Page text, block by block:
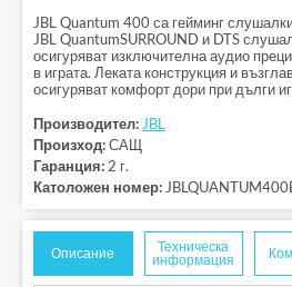
JBL Quantum 400 са гейминг
JBL QuantumSURROUND и DTS
осигуряват изключителна аудио
в играта. Леката конструкция и
осигуряват комфорт дори при дълги
Производител:JBL
Произход:САЩ
Гаранция:2 г.
Католожен номер:
Описание
Техническа
информация